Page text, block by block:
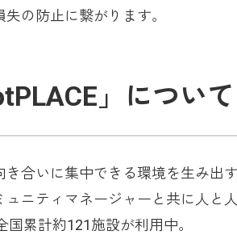
の防止に繋がります。
」について
合いに集中できる環境を生み出
ニティマネージャーと共に人と
累計約121施設が利用中。